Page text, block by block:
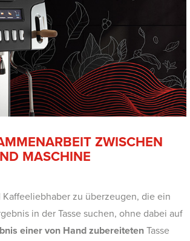
ZWISCHEN
MASCHINE
Kaffeeliebhaber zu überzeugen, die ein
in der Tasse suchen, ohne dabei auf
einer von Hand zubereitetenTasse